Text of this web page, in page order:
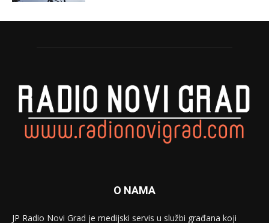
O NAMA
JP Radio Novi Grad je medijski servis u službi građana koji